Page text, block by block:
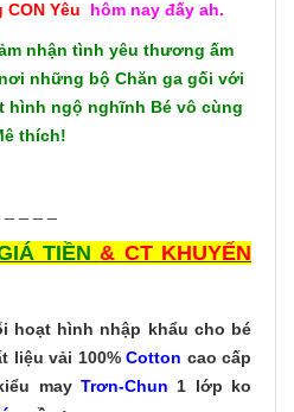
Yêu hôm nay đấy ah.
nhận tình yêu thương ấm
những bộ Chăn ga gối với
hình ngộ nghĩnh Bé vô cùng
thích!
TIỀN & CT KHUYẾN
hoạt hình nhập khẩu cho bé
liệu vải 100%Cotton cao cấp
may Trơn-Chun 1 lớp ko